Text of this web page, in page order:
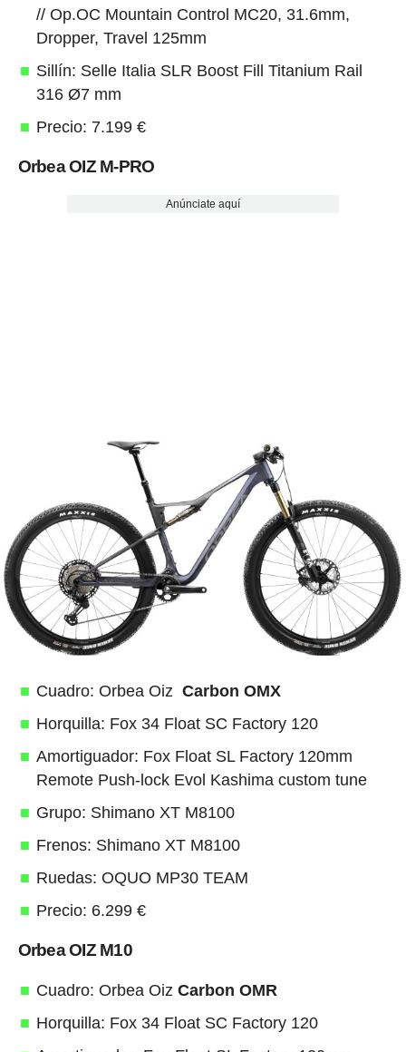
// Op.OC Mountain Control MC20, 31.6mm,
Dropper, Travel 125mm
Sillín: Selle Italia SLR Boost Fill Titanium Rail
316 Ø7 mm
Precio: 7.199 €
Orbea OIZ M-PRO
Anúnciate aquí
Cuadro: Orbea Oiz Carbon OMX
Horquilla: Fox 34 Float SC Factory 120
Amortiguador: Fox Float SL Factory 120mm
Remote Push-lock Evol Kashima custom tune
Grupo: Shimano XT M8100
Frenos: Shimano XT M8100
Ruedas: OQUO MP30 TEAM
Precio: 6.299 €
Orbea OIZ M10
Cuadro: Orbea Oiz Carbon OMR
Horquilla: Fox 34 Float SC Factory 120